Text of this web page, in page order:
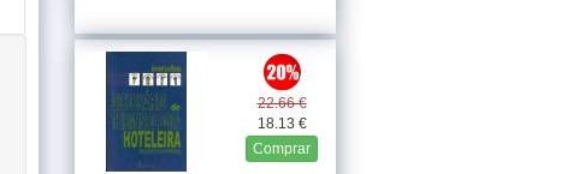
22.66 €
18.13 €
Comprar